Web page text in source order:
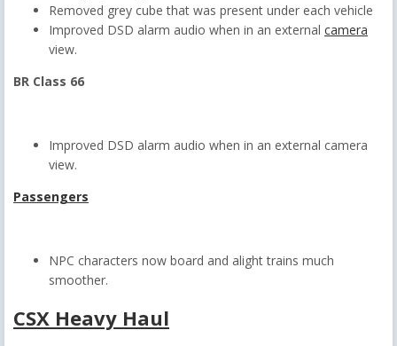
Removed grey cube that was present under each vehicle
Improved DSD alarm audio when in an external camera
view.
BR Class 66
Improved DSD alarm audio when in an external camera
view.
Passengers
NPC characters now board and alight trains much
smoother.
CSX Heavy Haul